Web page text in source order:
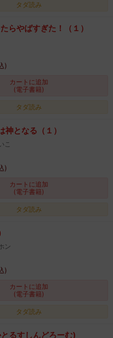
タダ読み
らやばすぎた！（１）
)
カートに追加
(電子書籍)
タダ読み
神となる（１）
こ
)
カートに追加
(電子書籍)
タダ読み
ン
)
カートに追加
(電子書籍)
タダ読み
るすしんどろーむ)